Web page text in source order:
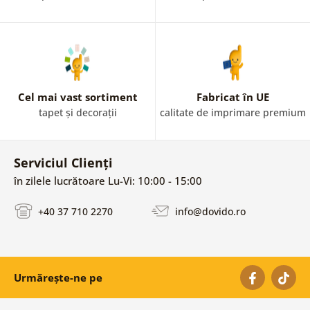
Cel mai vast sortiment
tapet și decorații
Fabricat în UE
calitate de imprimare premium
Serviciul Clienți
în zilele lucrătoare Lu-Vi: 10:00 - 15:00
+40 37 710 2270 info@dovido.ro
Urmărește-ne pe